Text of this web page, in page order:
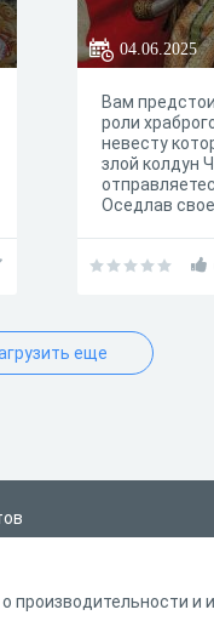
04.06.2025
Вам
роли
невесту
злой колдун
Оседлав
красавицу,
еще
и